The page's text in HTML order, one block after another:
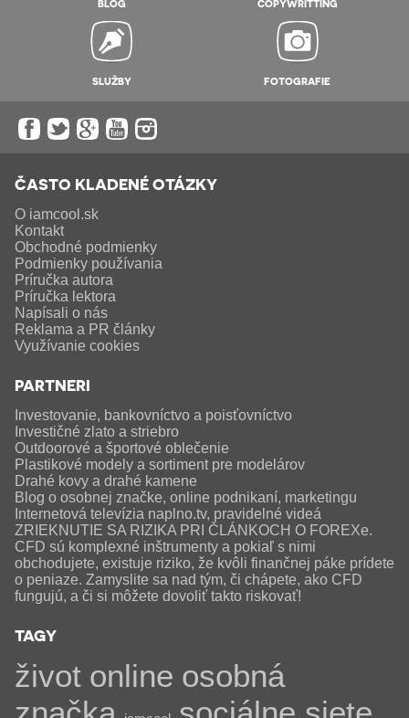
BLOG COPYWRITTING
SLUŽBY FOTOGRAFIE
ČASTO KLADENÉ OTÁZKY
O iamcool.sk
Kontakt
Obchodné podmienky
Podmienky používania
Príručka autora
Príručka lektora
Napísali o nás
Reklama a PR články
Využívanie cookies
PARTNERI
Investovanie, bankovníctvo a poisťovníctvo
Investičné zlato a striebro
Outdoorové a športové oblečenie
Plastikové modely a sortiment pre modelárov
Drahé kovy a drahé kamene
Blog o osobnej značke, online podnikaní, marketingu
Internetová televízia naplno.tv, pravidelné videá
ZRIEKNUTIE SA RIZIKA PRI ČLÁNKOCH O FOREXe.
CFD sú komplexné inštrumenty a pokiaľ s nimi
obchodujete, existuje riziko, že kvôli finančnej páke prídete
o peniaze. Zamyslite sa nad tým, či chápete, ako CFD
fungujú, a či si môžete dovoliť takto riskovať!
TAGY
život online osobná